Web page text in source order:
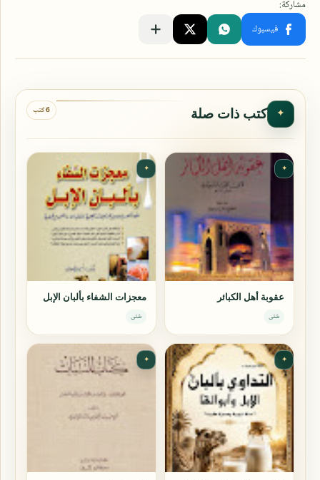
✦ كتب ذات صلة 6 كتب
✦
عقوبة أهل الكبائر
شتى
✦
معجزات الشفاء بألبان الإبل
شتى
✦
✦